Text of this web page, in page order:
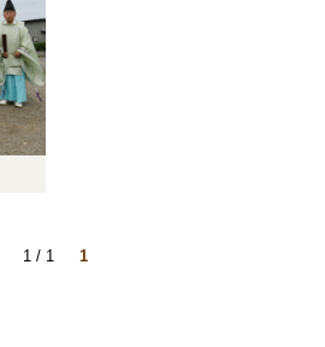
1 / 1 1